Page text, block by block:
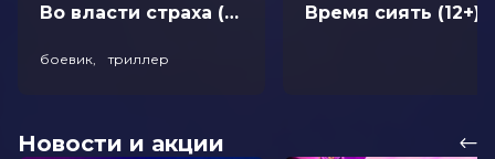
Во власти страха (18+)
боевик, триллер
Время сиять (12+)
Новости и акции